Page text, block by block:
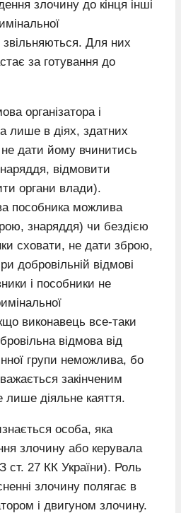
злочину до кінця інші
звільняються. Для них
за готування до
організатора і
лише в діях, здатних
дати йому вчинитись
відмовити
органи влади).
пособника можлива
знаряддя) чи бездією
сховати, не дати зброю,
добровільній відмові
і пособники не
виконавець все-таки
відмова від
групи неможлива, бо
закінченим
діяльне каяття.
особа, яка
злочину або керувала
ст. 27 КК України). Роль
злочину полягає в
і двигуном злочину.